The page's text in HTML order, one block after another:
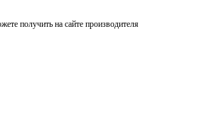
получить на сайте производителя